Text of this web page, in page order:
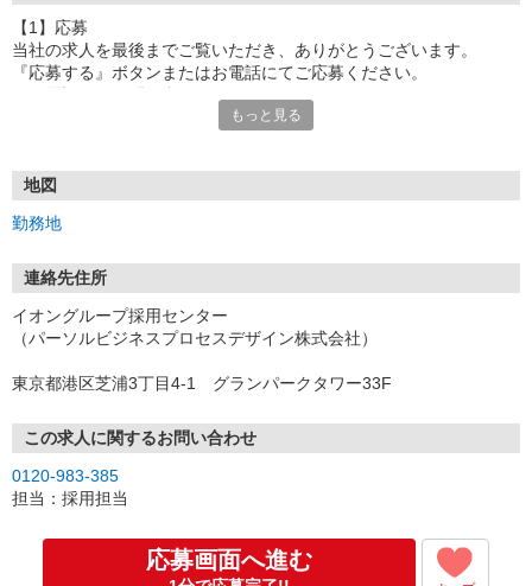
【1】応募
当社の求人を最後までご覧いただき、ありがとうございます。
『応募する』ボタンまたはお電話にてご応募ください。
ご回答をお願いします。（所要時間は約2分）
WEB応募の方へは、メールで面接予約用のURLを送付いたしますの
で、
ご希望の面接日時を選択ください。
※電話応募の方は、応募時に決定させていただきます
す！
【4】面接
履歴書の内容に沿ってお話し出来ればと思います◎
マスク着用OK◎
お仕事内容の説明、シフトのご相談、簡単な筆記試験と適性検査、
もっと見る
地図
勤務地
連絡先住所
イオングループ採用センター
（パーソルビジネスプロセスデザイン株式会社）
東京都港区芝浦3丁目4-1 グランパークタワー33F
この求人に関するお問い合わせ
0120-983-385
担当：採用担当
応募画面へ進む